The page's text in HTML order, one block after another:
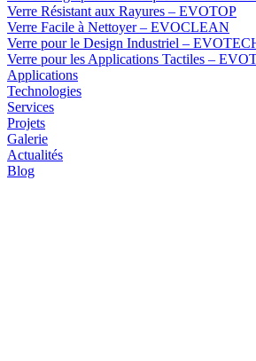
Verre Résistant aux Rayures – EVOTOP
Verre Facile à Nettoyer – EVOCLEAN
Verre pour le Design Industriel –
Verre pour les Applications Tactiles –
Applications
Technologies
Services
Projets
Galerie
Actualités
Blog